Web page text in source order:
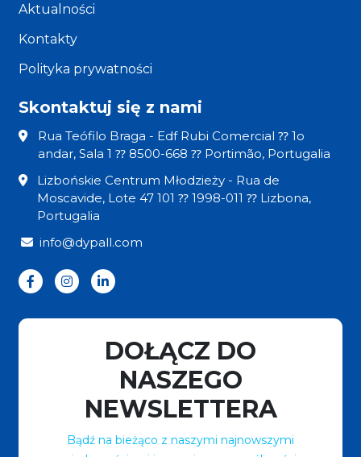
Aktualności
Kontakty
Polityka prywatności
Skontaktuj się z nami
Rua Teófilo Braga - Edf Rubi Comercial ⁇ 1o
andar, Sala 1 ⁇ 8500-668 ⁇ Portimão, Portugalia
Lizbońskie Centrum Młodzieży - Rua de
Moscavide, Lote 47 101 ⁇ 1998-011 ⁇ Lizbona,
Portugalia
info@dypall.com
DOŁĄCZ DO
NASZEGO
NEWSLETTERA
Bądź na bieżąco z naszymi najnowszymi